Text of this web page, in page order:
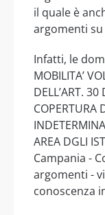
il quale è
argomenti
Infatti, le
MOBILITA’
DELL’ART.
COPERTURA
AREA DGLI
Campania -
argomenti -
conoscenza